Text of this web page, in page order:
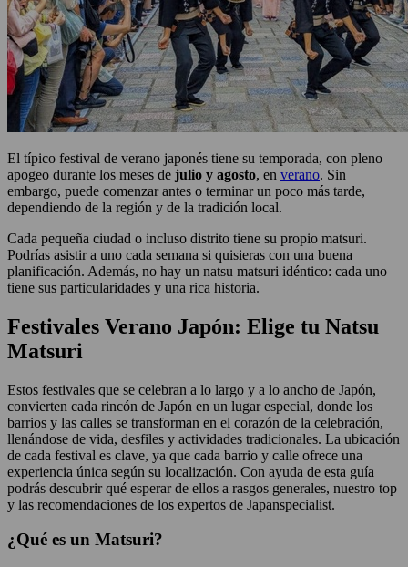
El típico festival de verano japonés tiene su temporada, con pleno
apogeo durante los meses de julio y agosto, en verano. Sin
embargo, puede comenzar antes o terminar un poco más tarde,
dependiendo de la región y de la tradición local.
Cada pequeña ciudad o incluso distrito tiene su propio matsuri.
Podrías asistir a uno cada semana si quisieras con una buena
planificación. Además, no hay un natsu matsuri idéntico: cada uno
tiene sus particularidades y una rica historia.
Festivales Verano Japón: Elige tu Natsu
Matsuri
Estos festivales que se celebran a lo largo y a lo ancho de Japón,
convierten cada rincón de Japón en un lugar especial, donde los
barrios y las calles se transforman en el corazón de la celebración,
llenándose de vida, desfiles y actividades tradicionales. La ubicación
de cada festival es clave, ya que cada barrio y calle ofrece una
experiencia única según su localización. Con ayuda de esta guía
podrás descubrir qué esperar de ellos a rasgos generales, nuestro top
y las recomendaciones de los expertos de Japanspecialist.
¿Qué es un Matsuri?